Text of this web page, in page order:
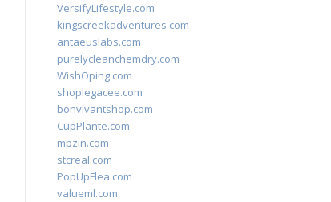
VersifyLifestyle.com
kingscreekadventures.com
antaeuslabs.com
purelycleanchemdry.com
WishOping.com
shoplegacee.com
bonvivantshop.com
CupPlante.com
mpzin.com
stcreal.com
PopUpFlea.com
valueml.com